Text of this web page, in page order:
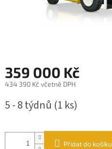
359 000 Kč
434 390 Kč včetně DPH
cena:
5 - 8 týdnů (1 ks)
Přidat do košíku